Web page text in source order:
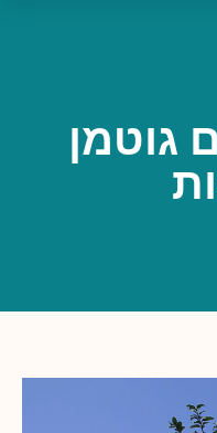
גוטמן